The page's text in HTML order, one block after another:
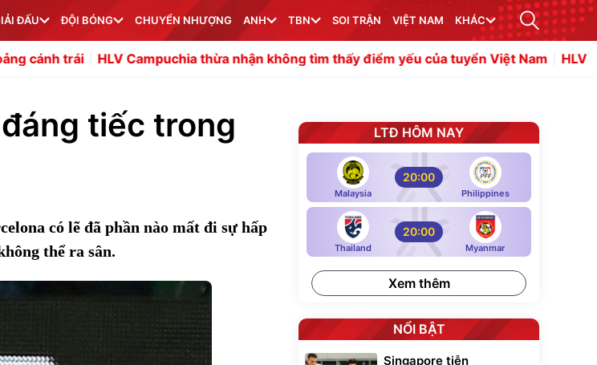
ĐẤU ĐỘI BÓNG CHUYỂN NHƯỢNG ANH TBN SOI TRẬN VIỆT NAM KHÁC
HLV Campuchia thừa nhận không tìm thấy điểm yếu của tuyển Việt Nam HLV Kim Sang
tiếc trong
có lẽ đã phần nào mất đi sự hấp
thể ra sân.
LTĐ HÔM NAY
Malaysia
20:00
Philippines
Thailand
20:00
Myanmar
Xem thêm
NỔI BẬT
Singapore tiễn